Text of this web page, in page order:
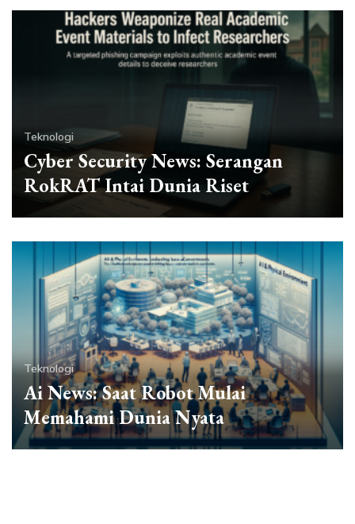
Teknologi
Cyber Security News: Serangan
RokRAT Intai Dunia Riset
Teknologi
Ai News: Saat Robot Mulai
Memahami Dunia Nyata